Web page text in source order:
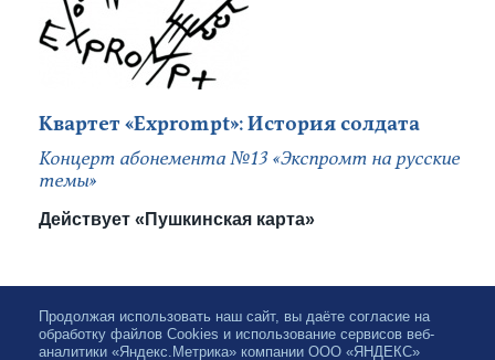
Квартет «Exprompt»: История солдата
Концерт абонемента №13 «Экспромт на русские
темы»
Действует «Пушкинская карта»
Продолжая использовать наш сайт, вы даёте согласие на
обработку файлов Cookies и использование сервисов веб-
аналитики «Яндекс.Метрика» компании ООО «ЯНДЕКС»